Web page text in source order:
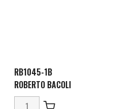
RB1045-1B
ROBERTO BACOLI